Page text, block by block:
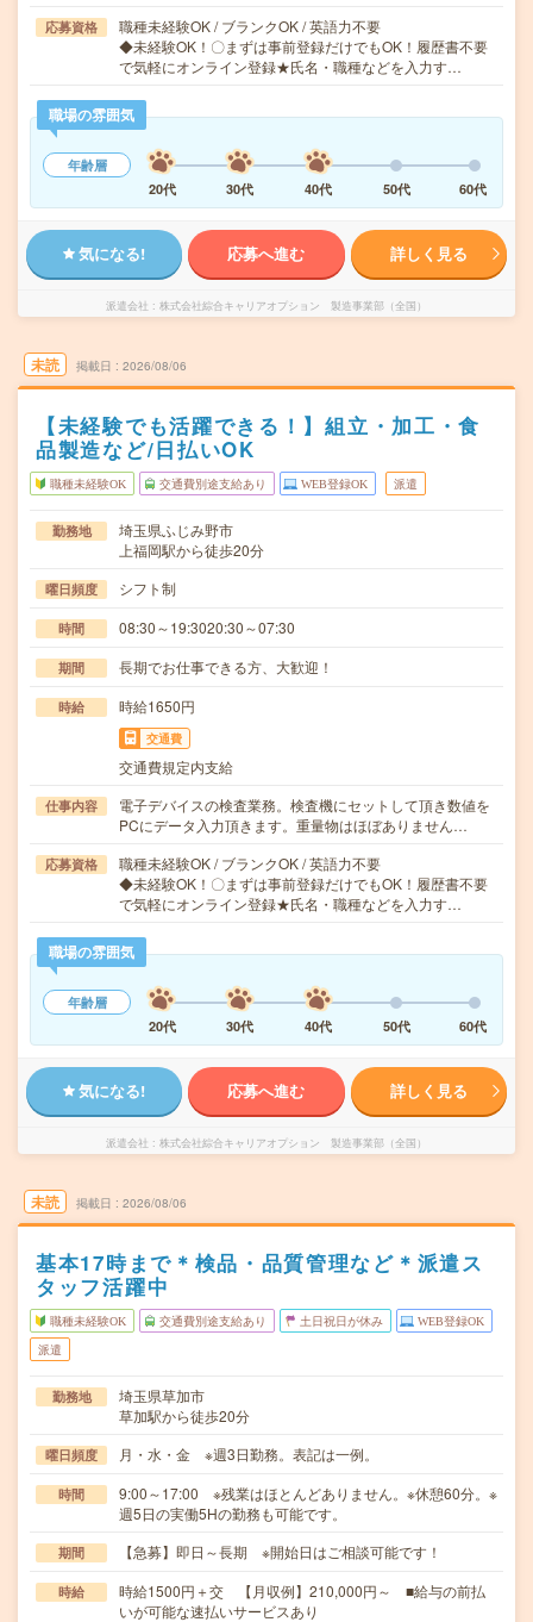
応募資格
職種未経験OK / ブランクOK / 英語力不要
◆未経験OK！〇まずは事前登録だけでもOK！履歴書不要
で気軽にオンライン登録★氏名・職種などを入力す…
職場の雰囲気
年齢層
20代
30代 40代 50代 60代
気になる! 応募へ進む 詳しく見る
派遣会社 株式会社綜合キャリアオプション 製造事業部（全国）
未読 掲載日 2026/08/06
【未経験でも活躍できる！】組立・加工・食
品製造など/日払いOK
職種未経験OK 交通費別途支給あり WEB登録OK 派遣
勤務地
埼玉県ふじみ野市
上福岡駅から徒歩20分
曜日頻度 シフト制
時間 08:30～19:3020:30～07:30
期間 長期でお仕事できる方、大歓迎！
時給 時給1650円
交通費
交通費規定内支給
仕事内容
電子デバイスの検査業務。検査機にセットして頂き数値を
PCにデータ入力頂きます。重量物はほぼありません…
応募資格
職種未経験OK / ブランクOK / 英語力不要
◆未経験OK！〇まずは事前登録だけでもOK！履歴書不要
で気軽にオンライン登録★氏名・職種などを入力す…
職場の雰囲気
年齢層
20代
30代 40代 50代 60代
気になる! 応募へ進む 詳しく見る
派遣会社 株式会社綜合キャリアオプション 製造事業部（全国）
未読 掲載日 2026/08/06
基本17時まで＊検品・品質管理など＊派遣ス
タッフ活躍中
職種未経験OK 交通費別途支給あり 土日祝日が休み WEB登録OK
派遣
勤務地
埼玉県草加市
草加駅から徒歩20分
曜日頻度 月・水・金 ※週3日勤務。表記は一例。
時間
9:00～17:00 ※残業はほとんどありません。※休憩60分。※
週5日の実働5Hの勤務も可能です。
期間 【急募】即日～長期 ※開始日はご相談可能です！
時給
時給1500円＋交 【月収例】210,000円～ ■給与の前払
いが可能な速払いサービスあり